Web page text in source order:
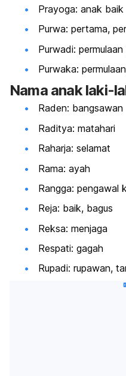
Prayoga: anak baik
Purwa: pertama,
Purwadi:
Purwaka:
Nama anak laki-
Raden: bangsawan
Raditya: matahari
Raharja: selamat
Rama: ayah
Rangga: pengawal
Reja: baik, bagus
Reksa: menjaga
Respati: gagah
Rupadi: rupawan,